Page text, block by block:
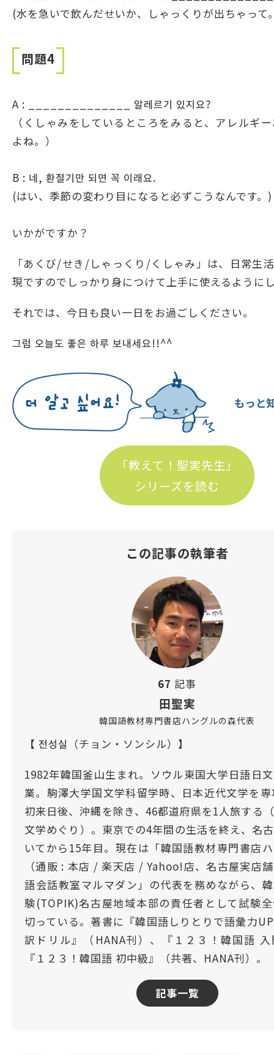
(水を急いで飲んだせいか、しゃっくりが出ちゃって
問題4
A : ______________ 알레르기 있지요?
（くしゃみをしているところをみると、アレルギ
よね。）
B : 네, 환절기만 되면 꼭 이래요.
(はい、季節の変わり目になると必ずこうなんです。)
いかがですか？
「あくび/せき/しゃっくり/くしゃみ」は、日常生
現ですのでしっかり身につけて上手に使えるように
それでは、今日も良い一日をお過ごしください。
그럼 오늘도 좋은 하루 보내세요!!^^
「教えて！聖実先生」
シリーズを読む
この記事の執筆者
67 記事
田聖実
韓国語教材専門書店ハングルの森代表
【 전성실（チョン・ソンシル）】
1982年韓国釜山生まれ。ソウル東国大学日語日
業。駒澤大学国文学科留学時、日本近代文学を
初来日後、沖縄を除き、46都道府県を1人旅する
文学めぐり）。東京での4年間の生活を終え、名
いてから15年目。現在は「韓国語教材専門書店
（通販 : 本店 / 楽天店 / Yahoo!店、名古屋実店
語会話教室マルマダン」の代表を務めながら、
験(TOPIK)名古屋地域本部の責任者として試験
切っている。著書に『韓国語しりとりで語彙力
訳ドリル』（HANA刊）、『１２３！韓国語
『１２３！韓国語 初中級』（共著、HANA刊）。
記事一覧